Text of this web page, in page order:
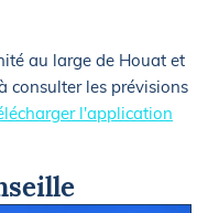
au large de Houat et
consulter les prévisions
l'application